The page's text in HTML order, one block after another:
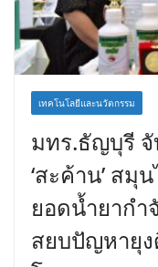
เทคโนโลยีและนวัตกรรม
มทร.ธัญบุรี จั
‘สะค้าน’ ส
ยอดน้ำยากำ
สยบปัญหายุง